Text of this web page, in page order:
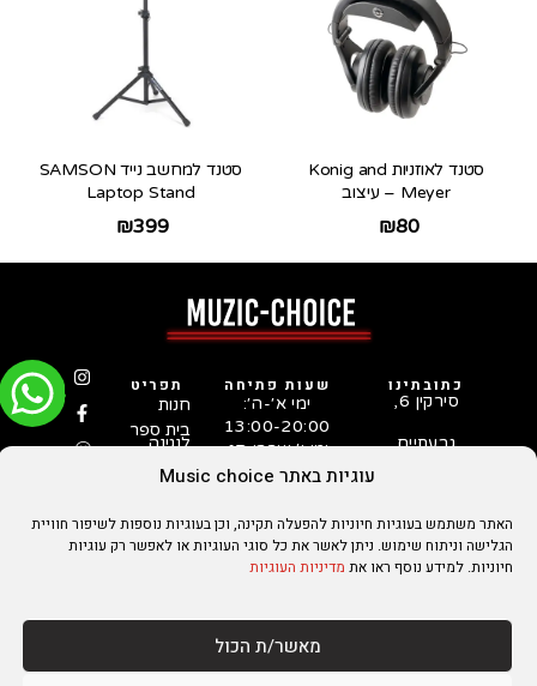
עוגיות באתר Music choice
האתר משתמש בעוגיות חיוניות להפעלה תקינה, וכן בעוגיות נוספות לשיפור חוויית
הגלישה וניתוח שימוש. ניתן לאשר את כל סוגי העוגיות או לאפשר רק עוגיות
חיוניות. למידע נוסף ראו את מדיניות העוגיות
מאשר/ת הכול
סטנד לאוזניות Konig and
Meyer – עיצוב
₪80
סטנד למחשב נייד SAMSON
Laptop Stand
₪399
כתובתינו
סירקין 6,
גבעתיים
שעות פתיחה
ימי א׳-ה׳:
13:00-20:00
ימי ו׳ וערבי חג:
10:00-15:00
תפריט
חנות
בית ספר
לנגינה
המדריך
לבחירת
סטאפ
לגיטרות
על ידי
מדיניות הפרטיות מדיניות עוגיות
תקנון אתר
יצירת קשר מקדם אתרים